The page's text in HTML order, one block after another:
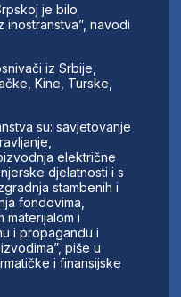
je bilo
inostranstva”, navodi
iz Srbije,
Kine, Turske,
su: savjetovanje
električne
djelatnosti i s
stambenih i
fondovima,
materijalom i
i propagandu i
piše u
i finansijske